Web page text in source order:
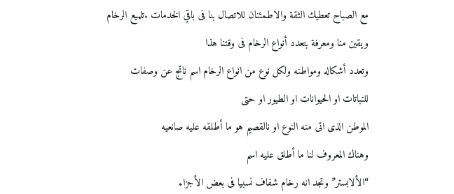
مع الصباح تعطيك الثقة والاطمئنان للاتصال بنا فى باقي الخدمات .تلميع الرخام
ويقين منا ومعرفة بتعدد أنواع الرخام فى وقتنا هذا
وتعدد أشكاله ومواطنه ولكل نوع من انواع الرخام اسم ناتج عن وصفات
للنباتات او الحيوانات او الطيور او حتى
الموطن الذى اتى منه النوع او نالقصيم هو ما أطلقه عليه صانعيه
وهناك المعروف لنا ما أطلق عليه اسم
“الألابستر” وتجد انه رخام شفاف نسبيا فى بعض الأجزاء